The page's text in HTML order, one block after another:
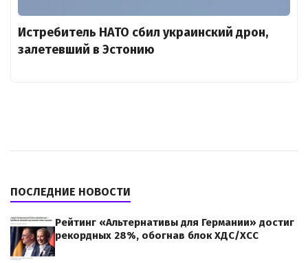
Истребитель НАТО сбил украинский дрон,
залетевший в Эстонию
ПОСЛЕДНИЕ НОВОСТИ
Рейтинг «Альтернативы для Германии» достиг
рекордных 28%, обогнав блок ХДС/ХСС